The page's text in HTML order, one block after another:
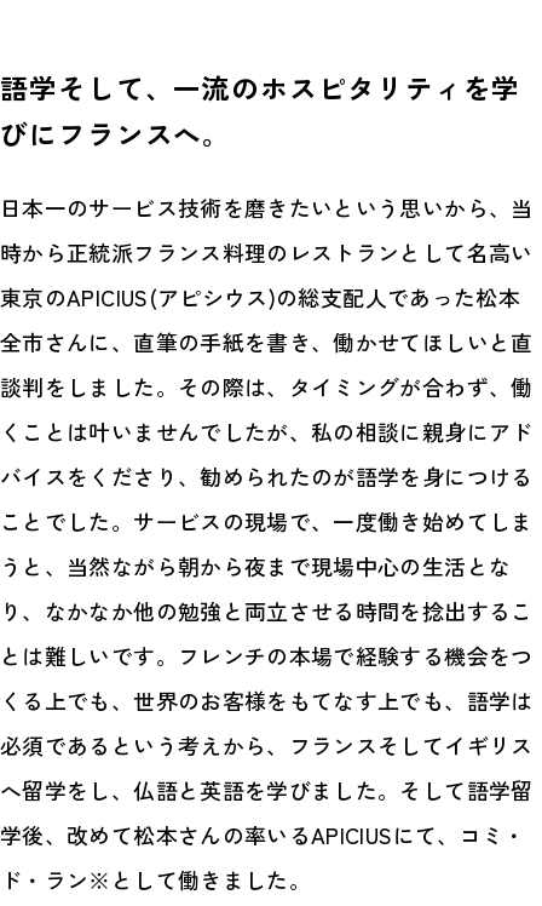
語学そして、一流のホスピタリティを学
びにフランスへ。
日本一のサービス技術を磨きたいという思いから、当
時から正統派フランス料理のレストランとして名高い
東京のAPICIUS(アピシウス)の総支配人であった松本
全市さんに、直筆の手紙を書き、働かせてほしいと直
談判をしました。その際は、タイミングが合わず、働
くことは叶いませんでしたが、私の相談に親身にアド
バイスをくださり、勧められたのが語学を身につける
ことでした。サービスの現場で、一度働き始めてしま
うと、当然ながら朝から夜まで現場中心の生活とな
り、なかなか他の勉強と両立させる時間を捻出するこ
とは難しいです。フレンチの本場で経験する機会をつ
くる上でも、世界のお客様をもてなす上でも、語学は
必須であるという考えから、フランスそしてイギリス
へ留学をし、仏語と英語を学びました。そして語学留
学後、改めて松本さんの率いるAPICIUSにて、コミ・
ド・ラン※として働きました。